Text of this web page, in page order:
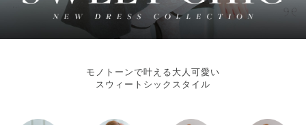
バースデードレス
モノトーンで叶える大人可愛い
スウィートシックスタイル